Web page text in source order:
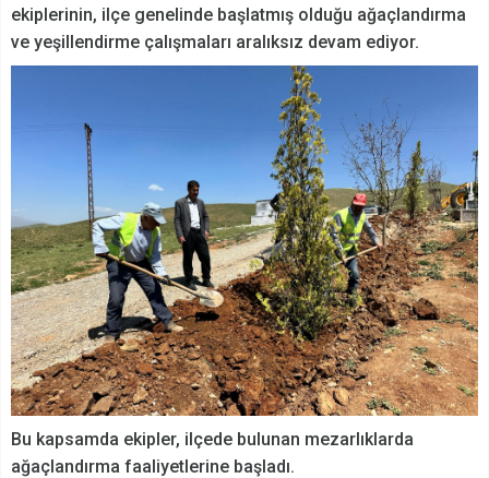
ekiplerinin, ilçe genelinde başlatmış olduğu ağaçlandırma
ve yeşillendirme çalışmaları aralıksız devam ediyor.
Bu kapsamda ekipler, ilçede bulunan mezarlıklarda
ağaçlandırma faaliyetlerine başladı.